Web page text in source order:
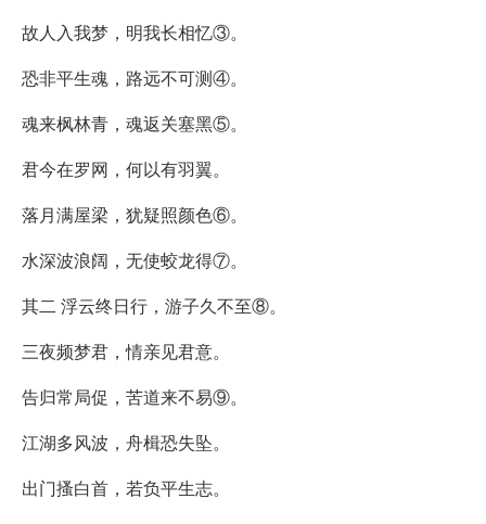
故人入我梦，明我长相忆③。
恐非平生魂，路远不可测④。
魂来枫林青，魂返关塞黑⑤。
君今在罗网，何以有羽翼。
落月满屋梁，犹疑照颜色⑥。
水深波浪阔，无使蛟龙得⑦。
其二 浮云终日行，游子久不至⑧。
三夜频梦君，情亲见君意。
告归常局促，苦道来不易⑨。
江湖多风波，舟楫恐失坠。
出门搔白首，若负平生志。